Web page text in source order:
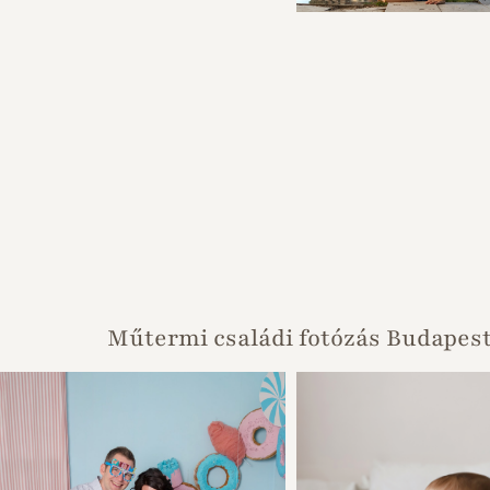
Műtermi családi fotózás